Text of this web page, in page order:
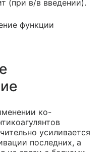
(при в/в введении).
функции
ко-
усиливается
последних, а